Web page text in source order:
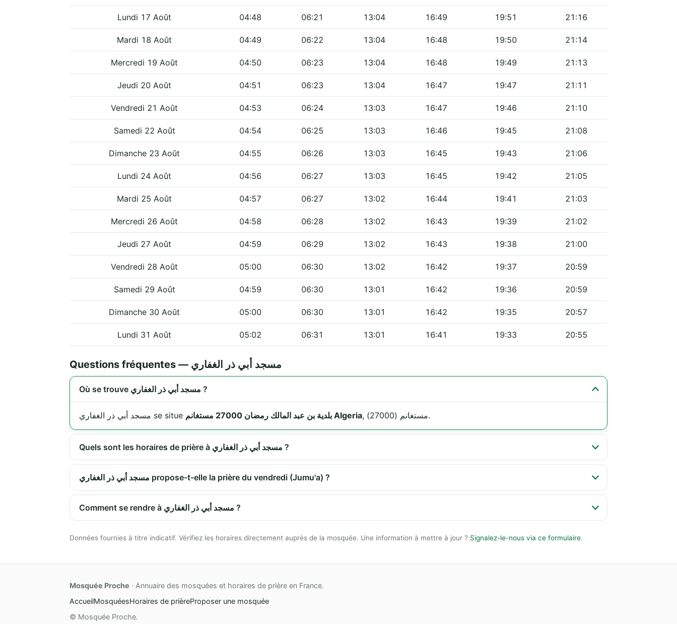
Lundi 17 Août 04:48 06:21 13:04 16:49 19:51 21:16
Mardi 18 Août 04:49 06:22 13:04 16:48 19:50 21:14
Mercredi 19 Août 04:50 06:23 13:04 16:48 19:49 21:13
Jeudi 20 Août 04:51 06:23 13:04 16:47 19:47 21:11
Vendredi 21 Août 04:53 06:24 13:03 16:47 19:46 21:10
Samedi 22 Août 04:54 06:25 13:03 16:46 19:45 21:08
Dimanche 23 Août 04:55 06:26 13:03 16:45 19:43 21:06
Lundi 24 Août 04:56 06:27 13:03 16:45 19:42 21:05
Mardi 25 Août 04:57 06:27 13:02 16:44 19:41 21:03
Mercredi 26 Août 04:58 06:28 13:02 16:43 19:39 21:02
Jeudi 27 Août 04:59 06:29 13:02 16:43 19:38 21:00
Vendredi 28 Août 05:00 06:30 13:02 16:42 19:37 20:59
Samedi 29 Août 04:59 06:30 13:01 16:42 19:36 20:59
Dimanche 30 Août 05:00 06:30 13:01 16:42 19:35 20:57
Lundi 31 Août 05:02 06:31 13:01 16:41 19:33 20:55
Questions fréquentes — مسجد أبي ذر الغفاري
Où se trouve مسجد أبي ذر الغفاري ?
مسجد أبي ذر الغفاري se situe بلدية بن عبد المالك رمضان 27000 مستغانم Algeria , مستغانم (27000).
Quels sont les horaires de prière à مسجد أبي ذر الغفاري ?
مسجد أبي ذر الغفاري propose-t-elle la prière du vendredi (Jumu'a) ?
Comment se rendre à مسجد أبي ذر الغفاري ?
Données fournies à titre indicatif. Vérifiez les horaires directement auprès de la mosquée. Une information à mettre à jour ? Signalez-le-nous via ce formulaire.
Mosquée Proche · Annuaire des mosquées et horaires de prière en France.
AccueilMosquéesHoraires de prièreProposer une mosquée
© Mosquée Proche.